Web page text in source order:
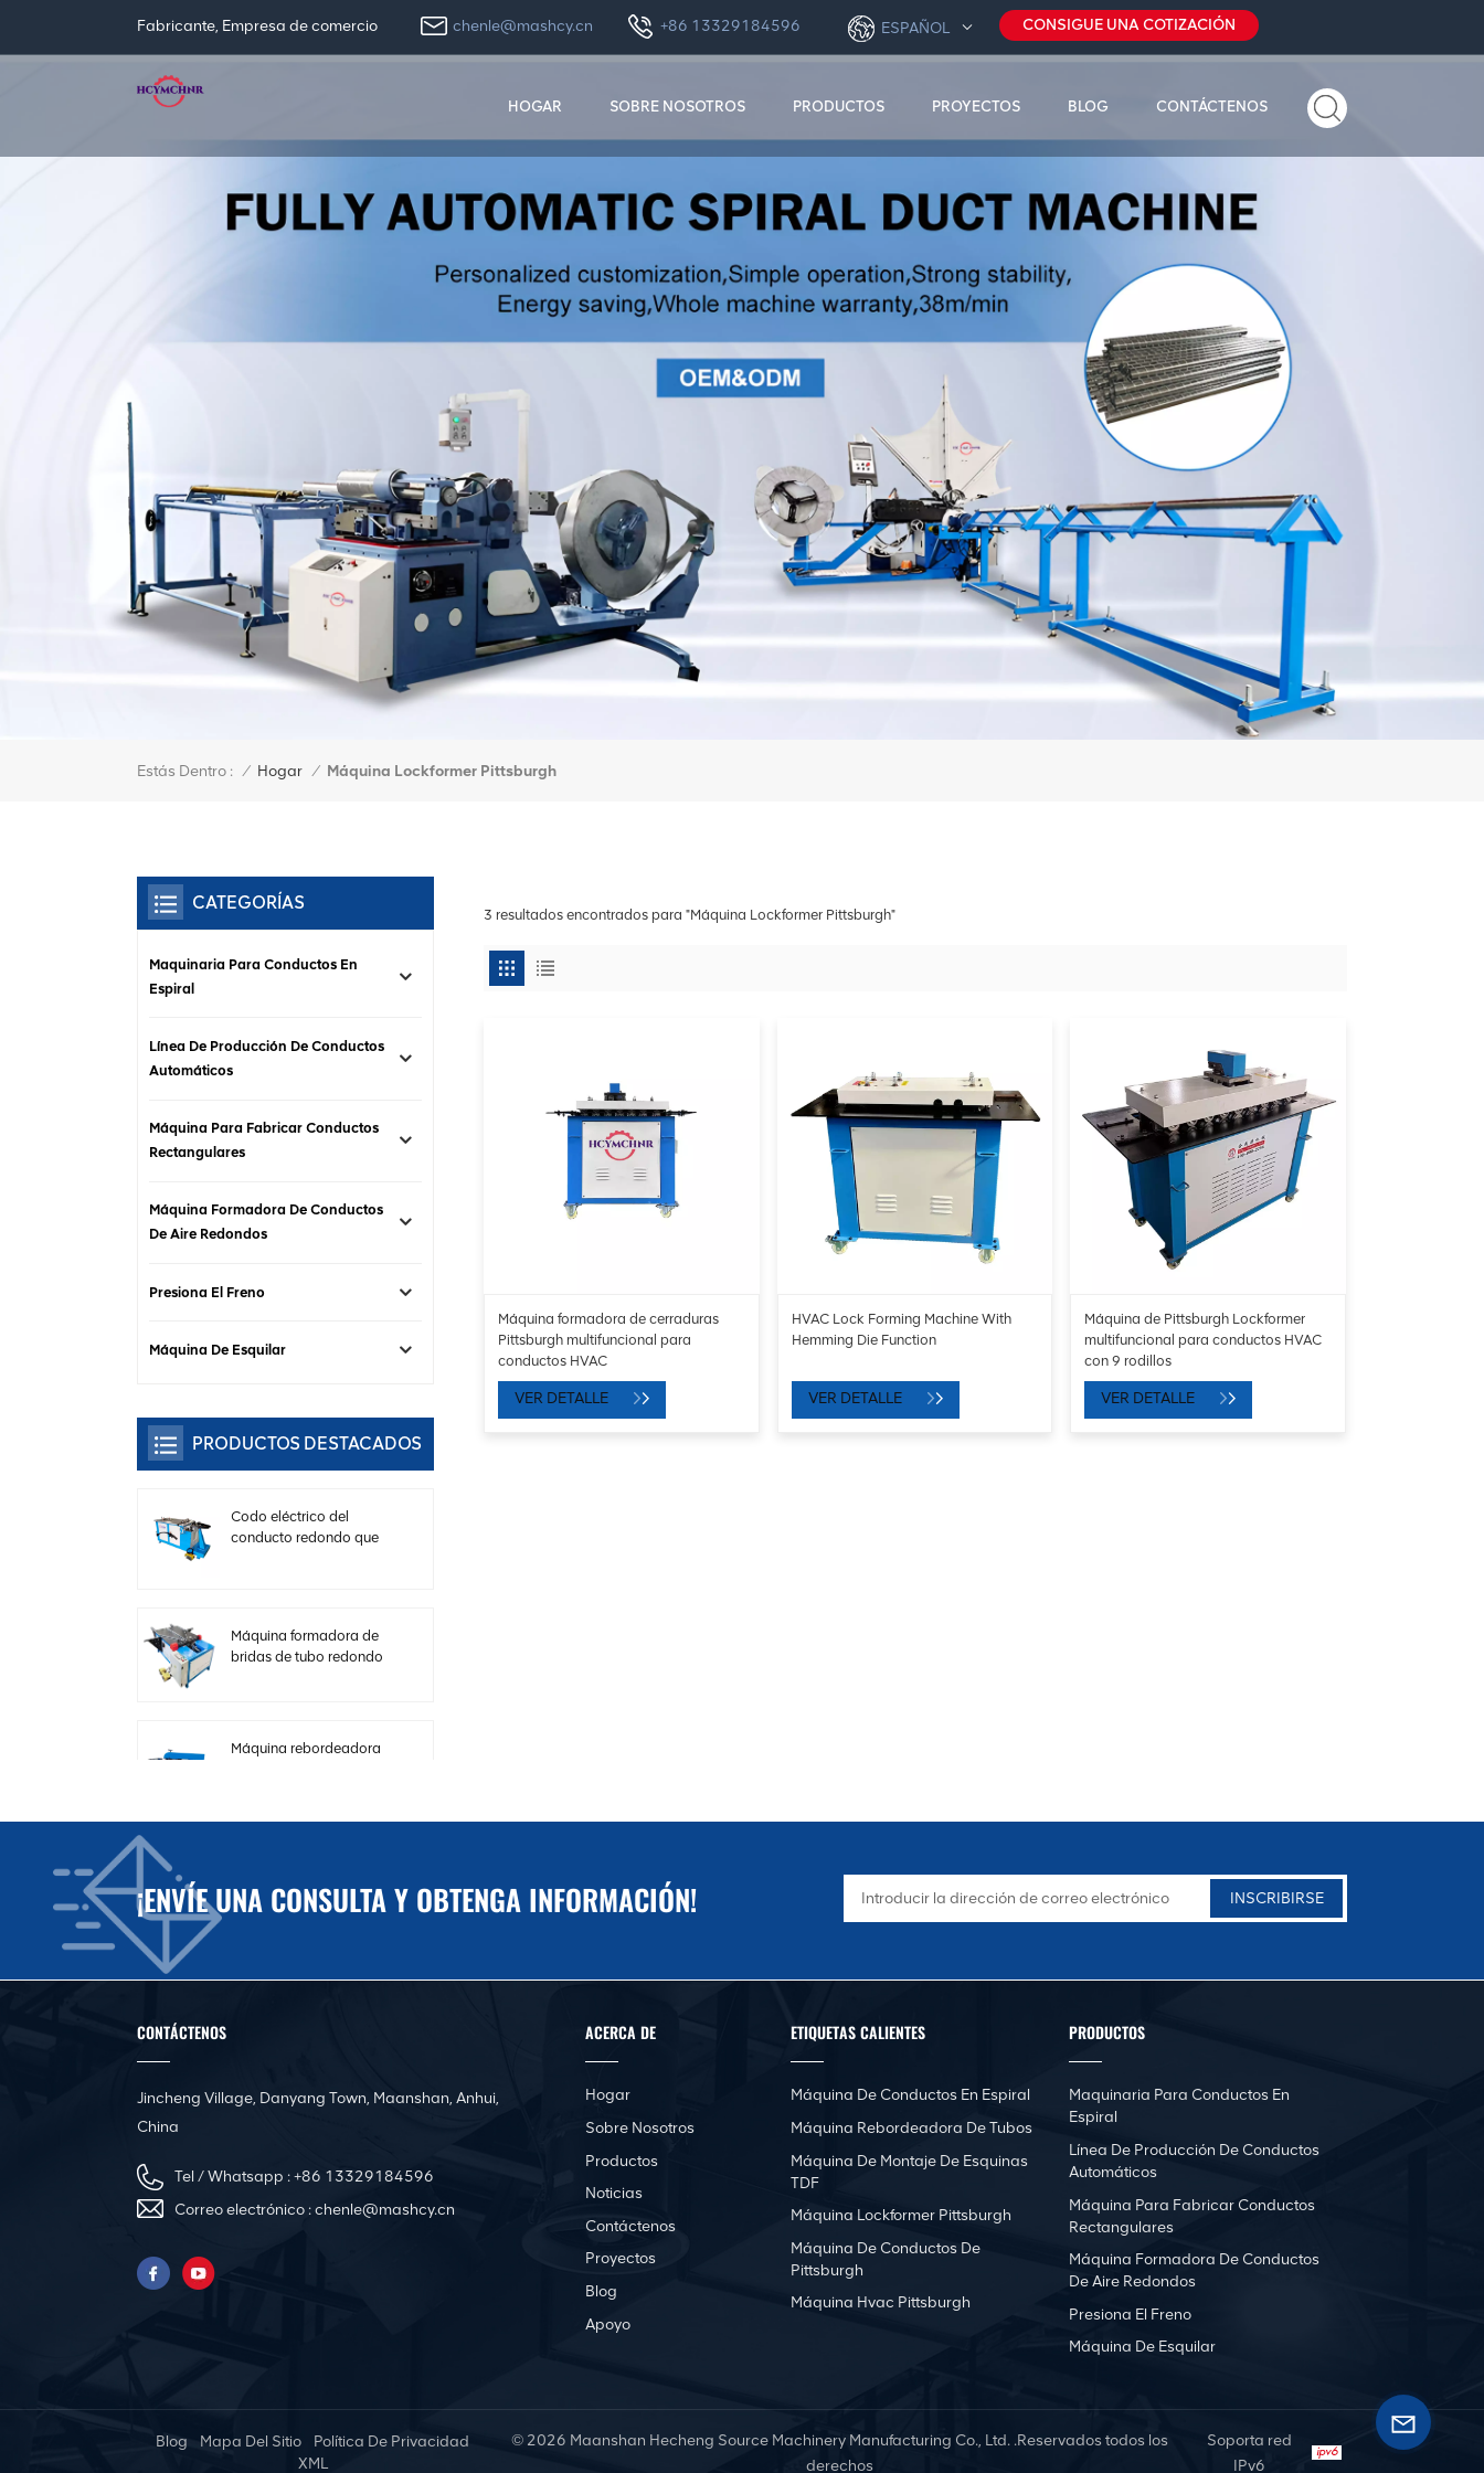
Fabricante, Empresa de comercio CONSIGUE UNA COTIZACIÓN
ESPAÑOL
chenle@mashcy.cn +86 13329184596
HOGAR SOBRE NOSOTROS PRODUCTOS PROYECTOS BLOG CONTÁCTENOS
Estás Dentro : / Hogar / Máquina Lockformer Pittsburgh
3 resultados encontrados para "Máquina Lockformer Pittsburgh"
Máquina formadora de cerraduras
Pittsburgh multifuncional para
conductos HVAC
VER DETALLE
HVAC Lock Forming Machine With
Hemming Die Function
VER DETALLE
Máquina de Pittsburgh Lockformer
multifuncional para conductos HVAC
con 9 rodillos
VER DETALLE
CATEGORÍAS
Maquinaria Para Conductos En
Espiral
Línea De Producción De Conductos
Automáticos
Máquina Para Fabricar Conductos
Rectangulares
Máquina Formadora De Conductos
De Aire Redondos
Presiona El Freno
Máquina De Esquilar
PRODUCTOS DESTACADOS
Codo eléctrico del
conducto redondo que
Máquina formadora de
bridas de tubo redondo
Máquina rebordeadora
eléctrica de placa de
acero para conductos
Línea de producción
Línea de producción de
Máquina automática de
Innovadora prensa
¡ENVÍE UNA CONSULTA Y OBTENGA INFORMACIÓN!
CONTÁCTENOS
Jincheng Village, Danyang Town, Maanshan, Anhui,
China
Tel / Whatsapp :+86 13329184596
Correo electrónico :chenle@mashcy.cn
ACERCA DE
Hogar
Sobre Nosotros
Productos
Noticias
Contáctenos
Proyectos
Blog
Apoyo
ETIQUETAS CALIENTES
Máquina De Conductos En Espiral
Máquina Rebordeadora De Tubos
Máquina De Montaje De Esquinas
TDF
Máquina Lockformer Pittsburgh
Máquina De Conductos De
Pittsburgh
Máquina Hvac Pittsburgh
PRODUCTOS
Maquinaria Para Conductos En
Espiral
Línea De Producción De Conductos
Automáticos
Máquina Para Fabricar Conductos
Rectangulares
Máquina Formadora De Conductos
De Aire Redondos
Presiona El Freno
Máquina De Esquilar
Blog Mapa Del Sitio
Política De Privacidad
XML
© 2026 Maanshan Hecheng Source Machinery Manufacturing Co., Ltd. .Reservados todos los
derechos
Soporta red
IPv6